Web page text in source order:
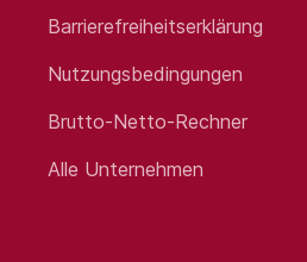
Barrierefreiheitserklärung
Nutzungsbedingungen
Brutto-Netto-Rechner
Alle Unternehmen